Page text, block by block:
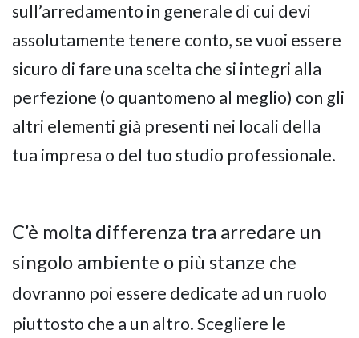
sull’arredamento in generale di cui devi
assolutamente tenere conto, se vuoi essere
sicuro di fare una scelta che si integri alla
perfezione (o quantomeno al meglio) con gli
altri elementi già presenti nei locali della
tua impresa o del tuo studio professionale.
C’è molta differenza tra arredare un
singolo ambiente o più stanze che
dovranno poi essere dedicate ad un ruolo
piuttosto che a un altro. Scegliere le